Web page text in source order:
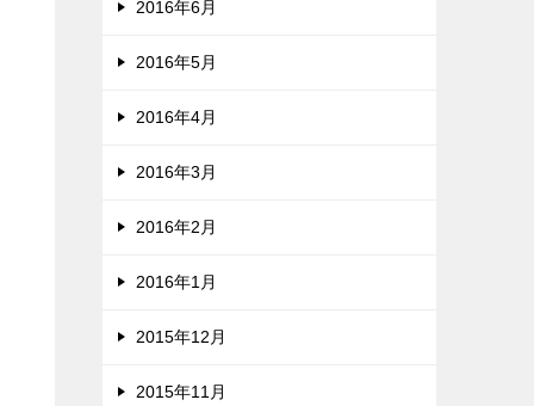
2016年6月
2016年5月
2016年4月
2016年3月
2016年2月
2016年1月
2015年12月
2015年11月